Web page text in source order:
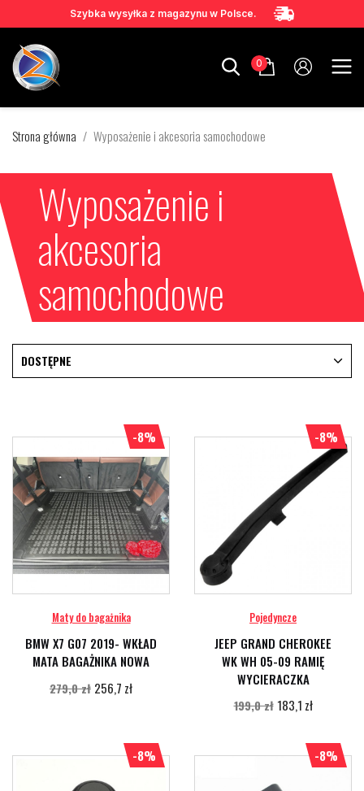
Szybka wysyłka z magazynu w Polsce.
0
Strona główna Wyposażenie i akcesoria samochodowe
Wyposażenie i
akcesoria
samochodowe
DOSTĘPNE
Maty do bagażnika
BMW X7 G07 2019- WKŁAD
MATA BAGAŻNIKA NOWA
279,0 zł 256,7 zł
-8%
Pojedyncze
JEEP GRAND CHEROKEE
WK WH 05-09 RAMIĘ
WYCIERACZKA
199,0 zł 183,1 zł
-8%
-8% -8%